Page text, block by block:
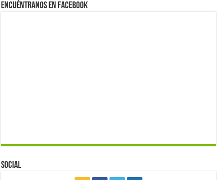
Encuéntranos en Facebook
Social